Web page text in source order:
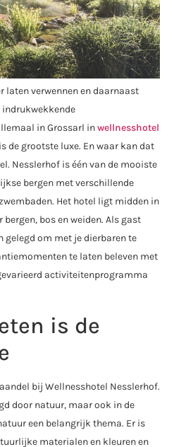
laten verwennen en daarnaast
indrukwekkende
in Grossarl inwellnesshotel
de grootste luxe. En waar kan dat
Nesslerhof is één van de mooiste
bergen met verschillende
Het hotel ligt midden in
bos en weiden. Als gast
gelegd om met je dierbaren te
te laten beleven met
activiteitenprogramma
is de
bij Wellnesshotel Nesslerhof.
door natuur, maar ook in de
een belangrijk thema. Er is
materialen en kleuren en